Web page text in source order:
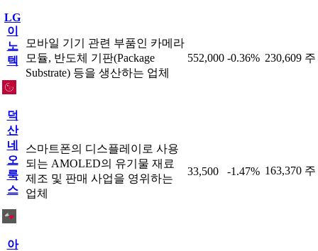
LG
이
노
텍
모바일 기기 관련 부품인 카메라
모듈, 반도체 기판(Package
Substrate) 등을 생산하는 업체
552,000 -0.36% 230,609 주
덕
산
네
오
룩
스
스마트폰의 디스플레이로 사용
되는 AMOLED의 유기물 재료
제조 및 판매 사업을 영위하는
업체
33,500 -1.47% 163,370 주
아